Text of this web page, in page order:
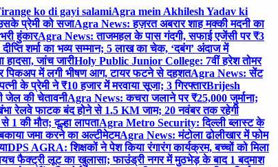
ko di gayi salamiAgra mein Akhilesh Yadav ki
प्रेमी को सजाAgra News: हज़रत अबरार शाह मक्की मदनी का
हुंकारAgra News: ताजमहल के पास गंदगी, सफाई एजेंसी पर ₹3
शर्मा का भव्य सम्मान; 5 लाख का चेक, ‘दबंग’ अंदाज में
जांच जारीHoly Public Junior College: 7वीं हरेश तोमर
पिकअप में लगी भीषण आग, टायर फटने से दहशतAgra News: सेंट
के प्रेमी ने ₹10 हजार में मरवाया सूजा; 3 गिरफ्तारBrijesh
जेल की चेतावनीAgra News: कचरा जलाने पर ₹25,000 जुर्माना;
रेलवे फाटक बंद होने से 1.5 KM जाम; 20 नवंबर तक रहेगी
1 की मौत; दूल्हा लापताAgra Metro Security: दिल्ली ब्लास्ट के
जमा करने का अल्टीमेटमAgra News: मंटोला ढोलीखार में फोम
DPS AGRA: शिक्षकों ने पेश किया रंगारंग कार्यक्रम, बच्चों को मिला
फैक्ट्री लूट का खुलासा; फाउंड्री नगर में मुठभेड़ के बाद 1 बदमाश